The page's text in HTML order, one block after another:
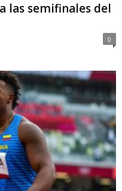
las semifinales del
0